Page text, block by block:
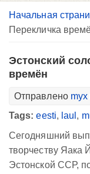
Вы здесь
Начальная
Перекличка
Эстонский
времён
Отправлено myx
Tags:eesti, laul ,
Сегодняшний
творчеству Яака
Эстонской ССР,